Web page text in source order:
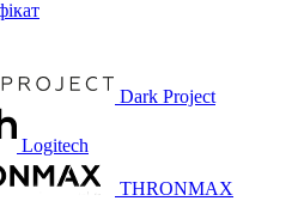
Dark Project
Logitech
THRONMAX